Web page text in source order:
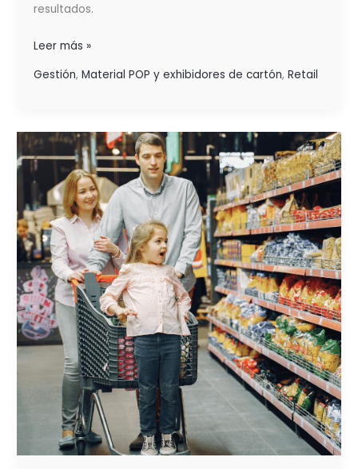
resultados.
Leer más »
Gestión, Material POP y exhibidores de cartón, Retail
PILARES
DE
OPERACIÓN
DEL
TRADE
MARKETING
EN
EL
PUNTO
DE VENTA